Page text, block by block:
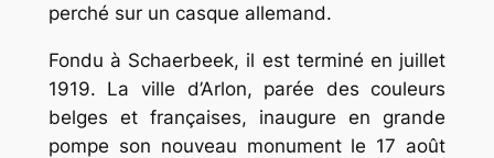
perché sur un casque allemand.
Fondu à Schaerbeek, il est terminé en juillet
1919. La ville d’Arlon, parée des couleurs
belges et françaises, inaugure en grande
pompe son nouveau monument le 17 août